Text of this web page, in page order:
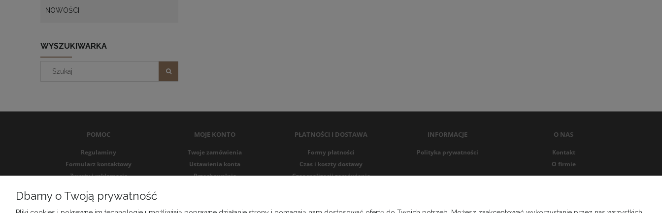
NOWOŚCI
WYSZUKIWARKA
POMOC
Regulaminy
Formularz kontaktowy
Zwroty i reklamacje
MOJE KONTO
Twoje zamówienia
Ustawienia konta
Przechowalnia
PŁATNOŚCI I DOSTAWA
Formy płatności
Czas i koszty dostawy
Czas realizacji zamówienia
INFORMACJE
Polityka prywatności
O NAS
Kontakt
O firmie
Dbamy o Twoją prywatność